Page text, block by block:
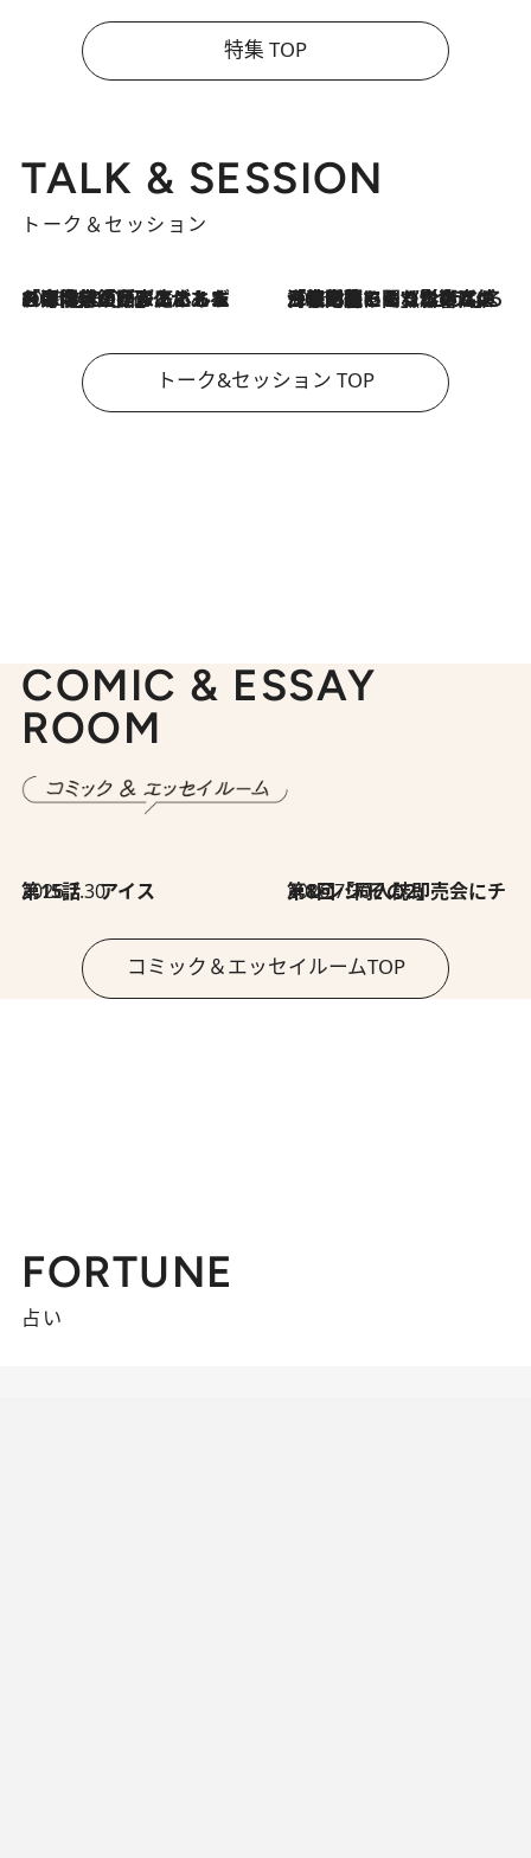
特集 TOP
TALK & SESSION
トーク＆セッション
2026.8.3
「今後値上げがあるとすれば…」「リスクがあるのは今年の冬」エネルギー専門家が語る、ホルムズ海峡封鎖が家庭にもたらす“ある心配” 2026.8.3
「住宅建てられない…」「サーチャージ料の高値が続いている」ホルムズ海峡封鎖による影響はいつまで続く？《エネルギー専門家に聞く“どうなる日本の暮らし”》
トーク&セッション TOP
COMIC & ESSAY
ROOM
2026.7.30
第15話 アイス 2026.7.30
第8回「同人誌即売会にチャレンジ その2」
コミック＆エッセイルームTOP
FORTUNE
占い